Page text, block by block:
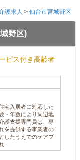
護求人 > 仙台市宮城野区
野区)
ビス付き高齢者
宅入居者に対応した
・年数により周辺地
護支援専門員は、専
を提供する事業者の
したうえでのケアプ
...